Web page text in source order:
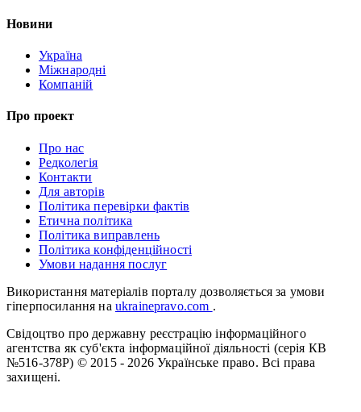
Новини
Україна
Міжнародні
Компаній
Про проект
Про нас
Редколегія
Контакти
Для авторів
Політика перевірки фактів
Етична політика
Політика виправлень
Політика конфіденційності
Умови надання послуг
Використання матеріалів порталу дозволяється за умови
гіперпосилання на ukrainepravo.com .
Свідоцтво про державну реєстрацію інформаційного
агентства як суб'єкта інформаційної діяльності (серія КВ
№516-378Р) © 2015 - 2026 Українське право. Всі права
захищені.